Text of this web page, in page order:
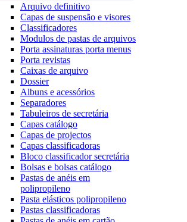
Arquivo definitivo
Capas de suspensão e visores
Classificadores
Modulos de pastas de arquivos
Porta assinaturas porta menus
Porta revistas
Caixas de arquivo
Dossier
Albuns e acessórios
Separadores
Tabuleiros de secretária
Capas catálogo
Capas de projectos
Capas classificadoras
Bloco classificador secretária
Bolsas e bolsas catálogo
Pastas de anéis em
polipropileno
Pasta elásticos polipropileno
Pastas classificadoras